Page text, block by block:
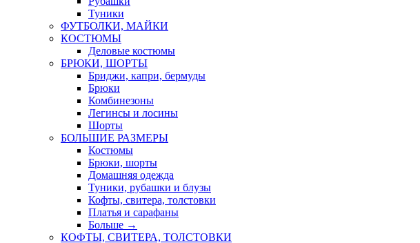
Туники
ФУТБОЛКИ, МАЙКИ
КОСТЮМЫ
Деловые костюмы
БРЮКИ, ШОРТЫ
Бриджи, капри, бермуды
Брюки
Комбинезоны
Легинсы и лосины
Шорты
БОЛЬШИЕ РАЗМЕРЫ
Костюмы
Брюки, шорты
Домашняя одежда
Туники, рубашки и блузы
Кофты, свитера, толстовки
Платья и сарафаны
Больше →
КОФТЫ, СВИТЕРА, ТОЛСТОВКИ